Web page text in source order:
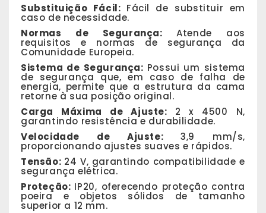
Substituição Fácil: Fácil de substituir em
caso de necessidade.
Normas de Segurança:Atende aos
requisitos e normas de segurança da
Comunidade Europeia.
Sistema de Segurança: Possui um sistema
de segurança que, em caso de falha de
energia, permite que a estrutura da cama
retorne à sua posição original.
Carga Máxima de Ajuste: 2 x 4500 N,
garantindo resistência e durabilidade.
Velocidade de Ajuste:3,9 mm/s,
proporcionando ajustes suaves e rápidos.
Tensão: 24 V, garantindo compatibilidade e
segurança elétrica.
Proteção: IP20, oferecendo proteção contra
poeira e objetos sólidos de tamanho
superior a 12 mm.